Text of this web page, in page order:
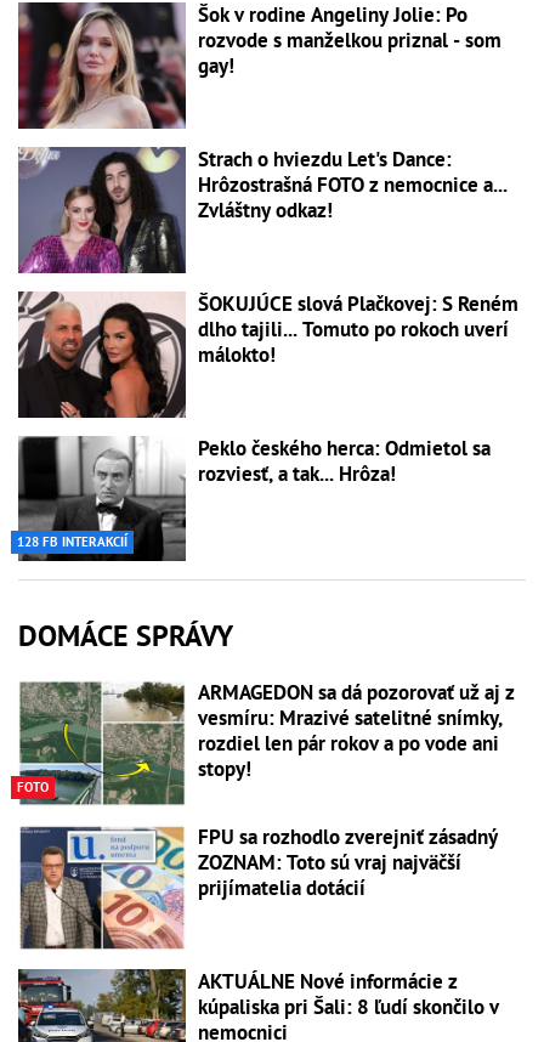
Šok v rodine Angeliny Jolie: Po
rozvode s manželkou priznal - som
gay!
Strach o hviezdu Let's Dance:
Hrôzostrašná FOTO z nemocnice a...
Zvláštny odkaz!
ŠOKUJÚCE slová Plačkovej: S Reném
dlho tajili... Tomuto po rokoch uverí
málokto!
128 FB INTERAKCIÍ
Peklo českého herca: Odmietol sa
rozviesť, a tak... Hrôza!
DOMÁCE SPRÁVY
FOTO
ARMAGEDON sa dá pozorovať už aj z
vesmíru: Mrazivé satelitné snímky,
rozdiel len pár rokov a po vode ani
stopy!
FPU sa rozhodlo zverejniť zásadný
ZOZNAM: Toto sú vraj najväčší
prijímatelia dotácií
AKTUÁLNE Nové informácie z
kúpaliska pri Šali: 8 ľudí skončilo v
nemocnici